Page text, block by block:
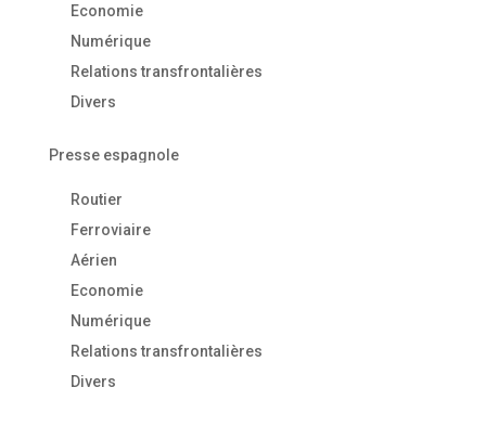
Economie
Numérique
Relations transfrontalières
Divers
Presse espagnole
Routier
Ferroviaire
Aérien
Economie
Numérique
Relations transfrontalières
Divers